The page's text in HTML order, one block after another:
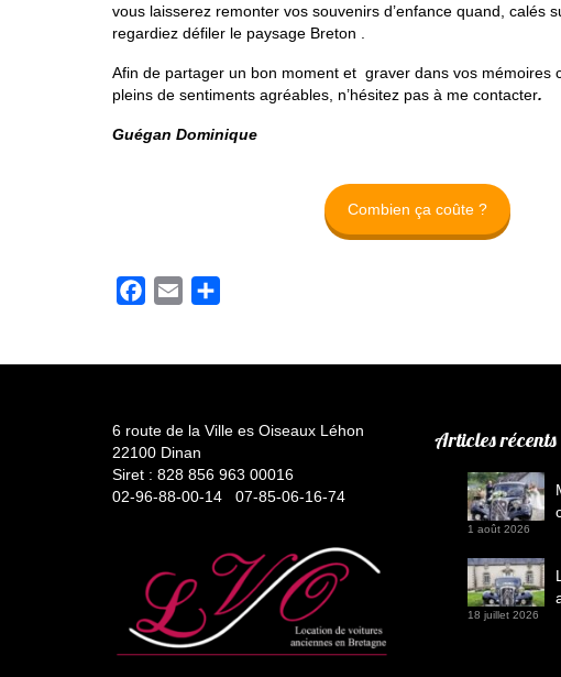
vous laisserez remonter vos souvenirs d’enfance quand, calés
regardiez défiler le paysage Breton .
Afin de partager un bon moment et graver dans vos mémoires
pleins de sentiments agréables, n’hésitez pas à me contacter.
Guégan Dominique
Combien ça coûte ?
Facebook
Email
6 route de la Ville es Oiseaux Léhon
22100 Dinan
Siret : 828 856 963 00016
02-96-88-00-14 07-85-06-16-74
Articles récents
1 août 2026
18 juillet 2026